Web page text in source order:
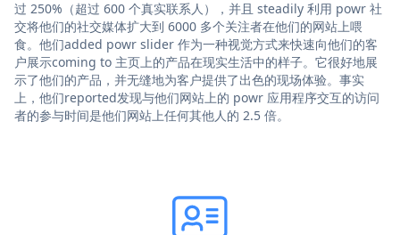
过 250%（超过 600 个真实联系人），并且 steadily 利用 powr 社
交将他们的社交媒体扩大到 6000 多个关注者在他们的网站上喂
食。他们added powr slider 作为一种视觉方式来快速向他们的客
户展示coming to 主页上的产品在现实生活中的样子。它很好地展
示了他们的产品，并无缝地为客户提供了出色的现场体验。事实
上，他们reported发现与他们网站上的 powr 应用程序交互的访问
者的参与时间是他们网站上任何其他人的 2.5 倍。